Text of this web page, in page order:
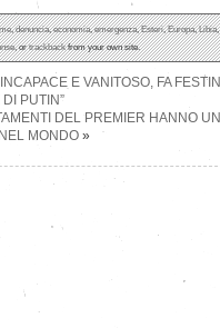
,denuncia,economia,emergenza,Esteri,Europa,Libia,
, ortrackbackfrom your own site.
E VANITOSO, FA FESTINI
PUTIN”
DEL PREMIER HANNO UN
MONDO»